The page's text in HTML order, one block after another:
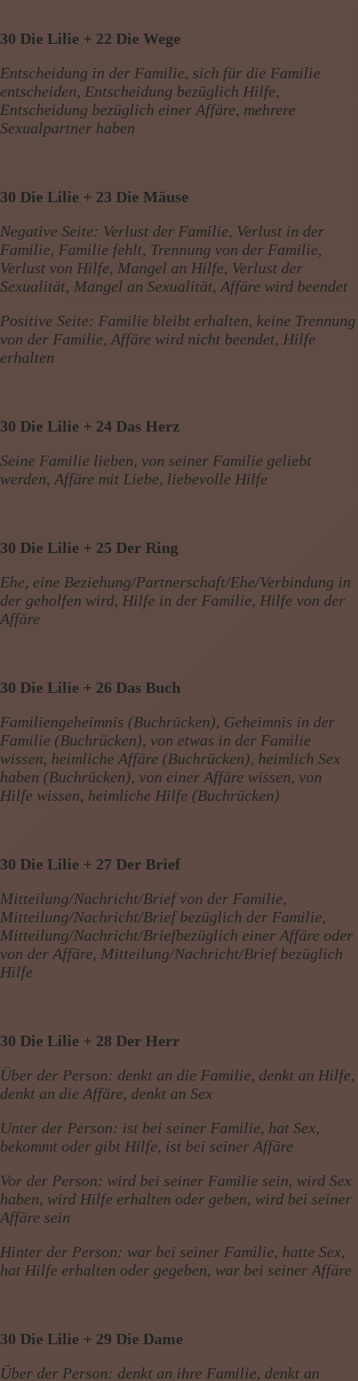
30 Die Lilie + 22 Die Wege
Entscheidung in der Familie, sich für die Familie
entscheiden, Entscheidung bezüglich Hilfe,
Entscheidung bezüglich einer Affäre, mehrere
Sexualpartner haben
30 Die Lilie + 23 Die Mäuse
Negative Seite: Verlust der Familie, Verlust in der
Familie, Familie fehlt, Trennung von der Familie,
Verlust von Hilfe, Mangel an Hilfe, Verlust der
Sexualität, Mangel an Sexualität, Affäre wird beendet
Positive Seite: Familie bleibt erhalten, keine Trennung
von der Familie, Affäre wird nicht beendet, Hilfe
erhalten
30 Die Lilie + 24 Das Herz
Seine Familie lieben, von seiner Familie geliebt
werden, Affäre mit Liebe, liebevolle Hilfe
30 Die Lilie + 25 Der Ring
Ehe, eine Beziehung/Partnerschaft/Ehe/Verbindung in
der geholfen wird, Hilfe in der Familie, Hilfe von der
Affäre
30 Die Lilie + 26 Das Buch
Familiengeheimnis (Buchrücken), Geheimnis in der
Familie (Buchrücken), von etwas in der Familie
wissen, heimliche Affäre (Buchrücken), heimlich Sex
haben (Buchrücken), von einer Affäre wissen, von
Hilfe wissen, heimliche Hilfe (Buchrücken)
30 Die Lilie + 27 Der Brief
Mitteilung/Nachricht/Brief von der Familie,
Mitteilung/Nachricht/Brief bezüglich der Familie,
Mitteilung/Nachricht/Briefbezüglich einer Affäre oder
von der Affäre, Mitteilung/Nachricht/Brief bezüglich
Hilfe
30 Die Lilie + 28 Der Herr
Über der Person: denkt an die Familie, denkt an Hilfe,
denkt an die Affäre, denkt an Sex
Unter der Person: ist bei seiner Familie, hat Sex,
bekommt oder gibt Hilfe, ist bei seiner Affäre
Vor der Person: wird bei seiner Familie sein, wird Sex
haben, wird Hilfe erhalten oder geben, wird bei seiner
Affäre sein
Hinter der Person: war bei seiner Familie, hatte Sex,
hat Hilfe erhalten oder gegeben, war bei seiner Affäre
30 Die Lilie + 29 Die Dame
Über der Person: denkt an ihre Familie, denkt an